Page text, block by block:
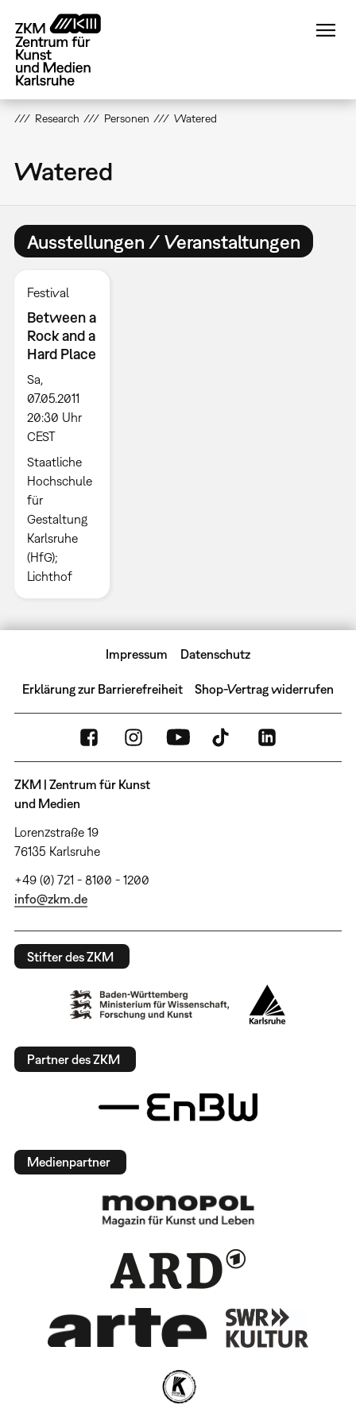
zum
Inhalt
Research Personen Watered
Watered
Ausstellungen / Veranstaltungen
Festival
Between a
Rock and a
Hard Place
Sa,
07.05.2011
20:30 Uhr
CEST
Staatliche
Hochschule
für
Gestaltung
Karlsruhe
(HfG);
Lichthof
Impressum Datenschutz
Erklärung zur Barrierefreiheit Shop-Vertrag widerrufen
ZKM | Zentrum für Kunst
und Medien
Lorenzstraße 19
76135 Karlsruhe
+49 (0) 721 - 8100 - 1200
info@zkm.de
Stifter des ZKM
Partner des ZKM
Medienpartner